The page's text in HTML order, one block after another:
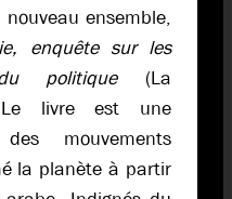
ensemble,
enquête sur les
politique (La
Le livre est une
mouvements
la planète à partir